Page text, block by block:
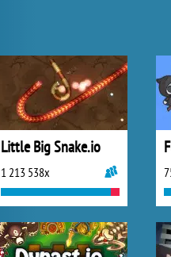
Little Big Snake.io
1 213 538x